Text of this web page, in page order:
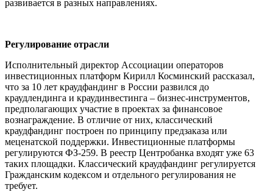
развивается в разных направлениях.
Регулирование отрасли
Исполнительный директор Ассоциации операторов
инвестиционных платформ Кирилл Косминский рассказал,
что за 10 лет краудфандинг в России развился до
краудлендинга и краудинвестинга – бизнес-инструментов,
предполагающих участие в проектах за финансовое
вознаграждение. В отличие от них, классический
краудфандинг построен по принципу предзаказа или
меценатской поддержки. Инвестиционные платформы
регулируются ФЗ-259. В реестр Центробанка входят уже 63
таких площадки. Классический краудфандинг регулируется
Гражданским кодексом и отдельного регулирования не
требует.